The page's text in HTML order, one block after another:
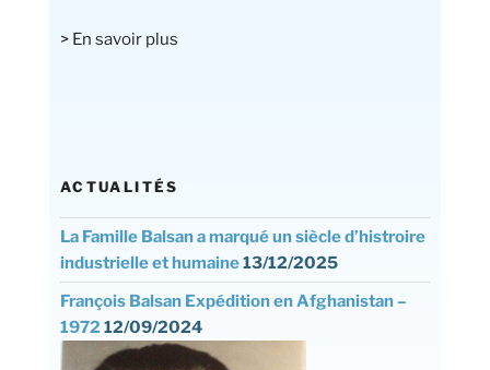
> En savoir plus
ACTUALITÉS
La Famille Balsan a marqué un siècle d’histroire
industrielle et humaine13/12/2025
François Balsan Expédition en Afghanistan –
1972 12/09/2024